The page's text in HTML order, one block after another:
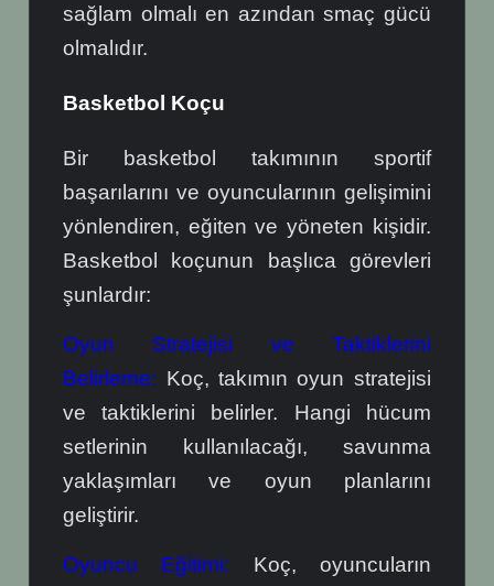
sağlam olmalı en azından smaç gücü
olmalıdır.
Basketbol Koçu
Bir basketbol takımının sportif
başarılarını ve oyuncularının gelişimini
yönlendiren, eğiten ve yöneten kişidir.
Basketbol koçunun başlıca görevleri
şunlardır:
Oyun Stratejisi ve Taktiklerini
Belirleme: Koç, takımın oyun stratejisi
ve taktiklerini belirler. Hangi hücum
setlerinin kullanılacağı, savunma
yaklaşımları ve oyun planlarını
geliştirir.
Oyuncu Eğitimi: Koç, oyuncuların